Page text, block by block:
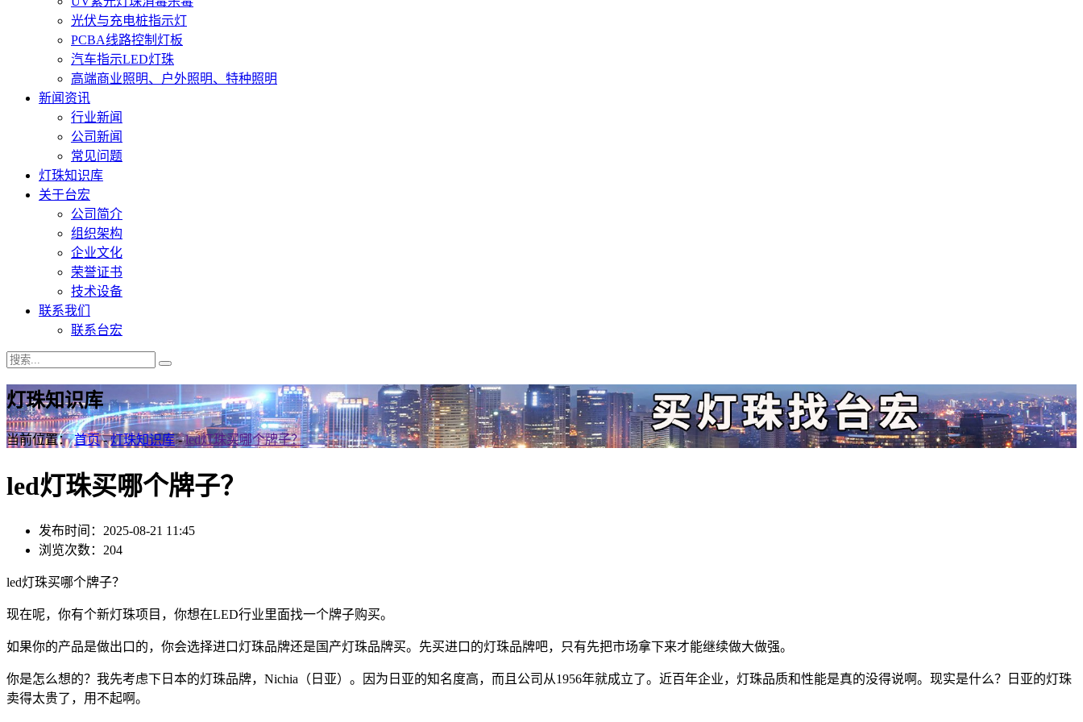
光伏与充电桩指示灯
PCBA线路控制灯板
汽车指示LED灯珠
高端商业照明、户外照明、特种照明
新闻资讯
行业新闻
公司新闻
常见问题
灯珠知识库
关于台宏
公司简介
组织架构
企业文化
荣誉证书
技术设备
联系我们
联系台宏
灯珠知识库
当前位置：首页-灯珠知识库-led灯珠买哪个牌子？
led灯珠买哪个牌子？
发布时间：2025-08-21 11:45
浏览次数：204
led灯珠买哪个牌子？
现在呢，你有个新灯珠项目，你想在LED行业里面找一个牌子购买。
如果你的产品是做出口的，你会选择进口灯珠品牌还是国产灯珠品牌买。先买进口的灯珠品牌吧，只有先把市场拿下来才能继续做大做强。
你是怎么想的？我先考虑下日本的灯珠品牌，Nichia（日亚）。因为日亚的知名度高，而且公司从1956年就成立了。近百年企业，灯珠品质和性能是真的没得说啊。现实是什么？日亚的灯珠
卖得太贵了，用不起啊。